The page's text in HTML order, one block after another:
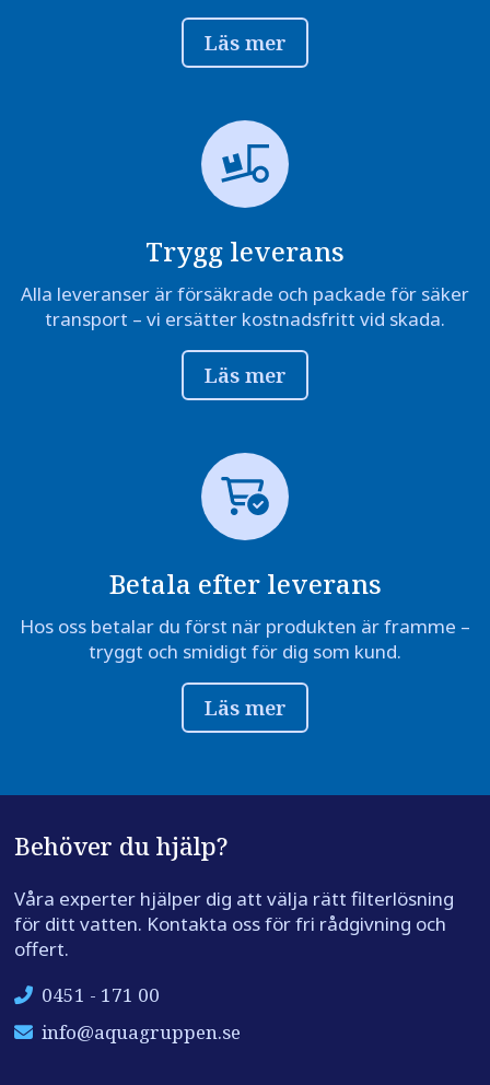
Läs mer
Trygg leverans
Alla leveranser är försäkrade och packade för säker
transport – vi ersätter kostnadsfritt vid skada.
Läs mer
Betala efter leverans
Hos oss betalar du först när produkten är framme –
tryggt och smidigt för dig som kund.
Läs mer
Behöver du hjälp?
Våra experter hjälper dig att välja rätt filterlösning
för ditt vatten. Kontakta oss för fri rådgivning och
offert.
0451 - 171 00
info@aquagruppen.se